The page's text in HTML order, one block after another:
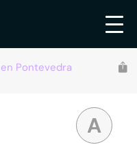
Pontevedra
A